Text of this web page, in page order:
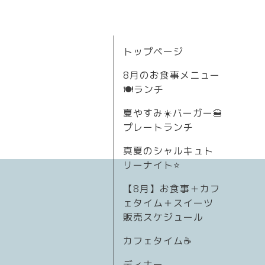
トップページ
8月のお食事メニュー
🍽ランチ
夏やすみ☀️バーガー🍔
プレートランチ
真夏のシャルキュト
リーナイト⭐
【8月】お食事＋カフ
ェタイム＋スイーツ
販売スケジュール
カフェタイム☕️